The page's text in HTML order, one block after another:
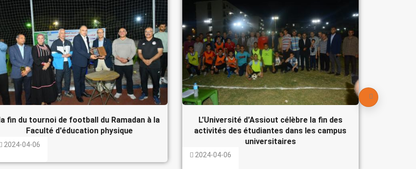
la fin du tournoi de football du Ramadan à la
Faculté d'éducation physique
2024-04-06
L'Université d'Assiout célèbre la fin des
activités des étudiantes dans les campus
universitaires
2024-04-06